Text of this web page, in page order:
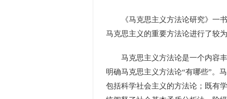
《马克思主义方法论研究》一书
马克思主义的重要方法论进行了较
马克思主义方法论是一个内容丰
明确马克思主义方法论“有哪些”。
包括科学社会主义的方法论；既有